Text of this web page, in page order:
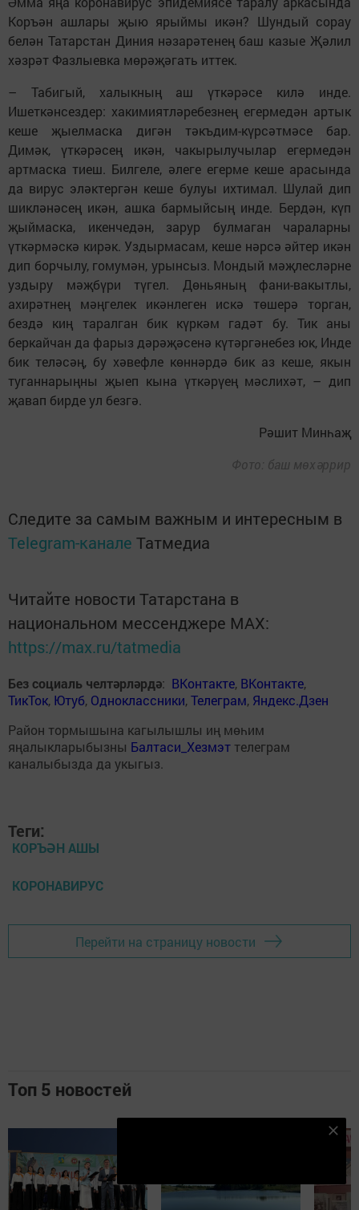
Коръән ашлары җыю ярыймы икән? Шундый сорау
белән Татарстан Диния нәзарәтенең баш казые Җәлил
хәзрәт Фазлыевка мөрәҗәгать иттек.
– Табигый, халыкның аш үткәрәсе килә инде.
Ишеткәнсездер: хакимиятләребезнең егермедән артык
кеше җыелмаска дигән тәкъдим-күрсәтмәсе бар.
Димәк, үткәрәсең икән, чакырылучылар егермедән
артмаска тиеш. Билгеле, әлеге егерме кеше арасында
да вирус эләктергән кеше булуы ихтимал. Шулай дип
шикләнәсең икән, ашка бармыйсың инде. Бердән, күп
җыймаска, икенчедән, зарур булмаган чараларны
үткәрмәскә кирәк. Уздырмасам, кеше нәрсә әйтер икән
дип борчылу, гомумән, урынсыз. Мондый мәҗлесләрне
уздыру мәҗбүри түгел. Дөньяның фани-вакытлы,
ахирәтнең мәңгелек икәнлеген искә төшерә торган,
бездә киң таралган бик күркәм гадәт бу. Тик аны
беркайчан да фарыз дәрәҗәсенә күтәргәнебез юк, Инде
бик теләсәң, бу хәвефле көннәрдә бик аз кеше, якын
туганнарыңны җыеп кына үткәрүең мәслихәт, – дип
җавап бирде ул безгә.
Рәшит Минһаҗ
Фото: баш мөхәррир
Следите за самым важным и интересным в
Telegram-канале Татмедиа
Читайте новости Татарстана в
национальном мессенджере MАХ:
https://max.ru/tatmedia
Без социаль челтәрләрдә: ВКонтакте, ВКонтакте,
ТикТок, Ютуб, Одноклассники,Телеграм, Яндекс.Дзен
Район тормышына кагылышлы иң мөһим
яңалыкларыбызны Балтаси_Хезмэт телеграм
каналыбызда да укыгыз.
Теги:
КОРЪӘН АШЫ
КОРОНАВИРУС
Перейти на страницу новости
Топ 5 новостей